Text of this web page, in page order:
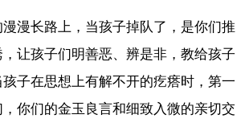
漫长路上，当孩子掉队了，是你们推
让孩子们明善恶、辨是非，教给孩子
子在思想上有解不开的疙瘩时，第一
你们的金玉良言和细致入微的亲切交